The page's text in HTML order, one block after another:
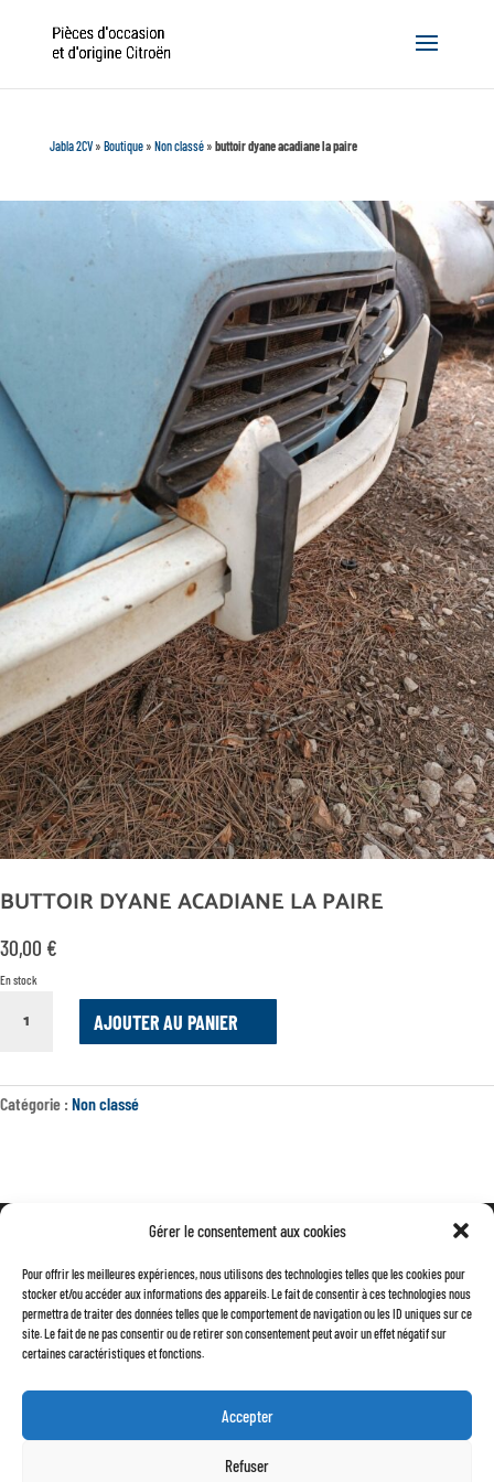
Gérer le consentement aux cookies
Pour offrir les meilleures expériences, nous utilisons des technologies telles que les cookies pour
stocker et/ou accéder aux informations des appareils. Le fait de consentir à ces technologies nous
permettra de traiter des données telles que le comportement de navigation ou les ID uniques sur ce
site. Le fait de ne pas consentir ou de retirer son consentement peut avoir un effet négatif sur
certaines caractéristiques et fonctions.
Accepter
Refuser
Jabla 2CV» Boutique» Non classé» buttoir dyane acadiane la paire
BUTTOIR DYANE ACADIANE LA PAIRE
30,00 €
En stock
ACADIANE
LA
AJOUTER AU PANIER
Catégorie : Non classé
Conditions générales de vente
Politique de confidentialité